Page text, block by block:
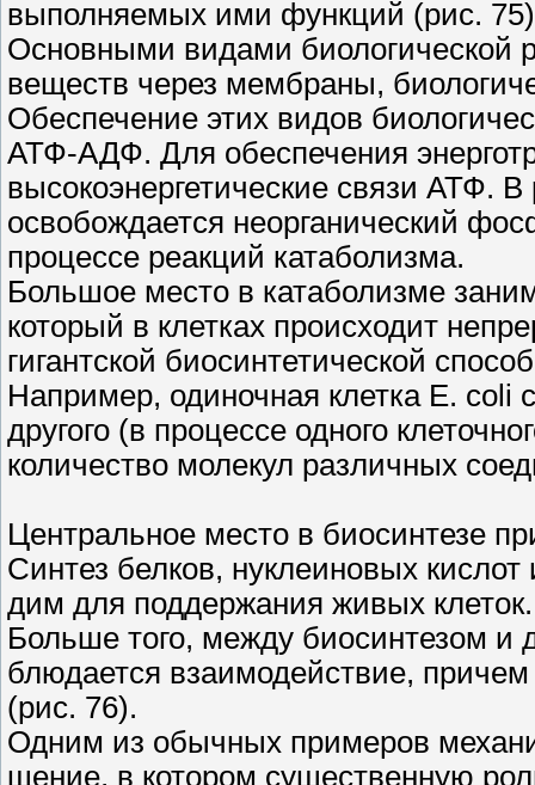
выполняемых ими функций (рис.
Основными видами биологической
веществ через мембраны,
Обеспечение этих видов
АТФ-АДФ. Для обеспечения
высокоэнергетические связи АТФ. В
освобождается неорганический
процессе реакций катаболизма.
Большое место в катаболизме
который в клетках происходит
гигантской биосинтетической
Например, одиночная клетка Е. coli
другого (в процессе одного
количество молекул различных
Центральное место в биосинтезе
Синтез белков, нуклеиновых
дим для поддержания живых
Больше того, между биосинтезом и
блюдается взаимодействие,
(рис. 76).
Одним из обычных примеров
щение, в котором существенную